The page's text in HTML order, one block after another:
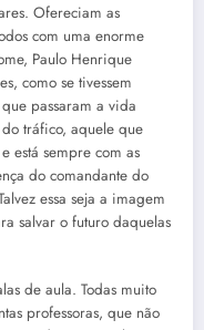
Ofereciam as
com uma enorme
Paulo Henrique
como se tivessem
passaram a vida
tráfico, aquele que
está sempre com as
do comandante do
essa seja a imagem
salvar o futuro daquelas
de aula. Todas muito
professoras, que não